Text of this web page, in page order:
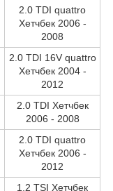
2.0 TDI quattro
Хетчбек 2006 -
2008
2.0 TDI 16V quattro
Хетчбек 2004 -
2012
2.0 TDI Хетчбек
2006 - 2008
2.0 TDI quattro
Хетчбек 2006 -
2012
1.2 TSI Хетчбек